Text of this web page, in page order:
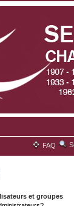
FAQ
et groupes